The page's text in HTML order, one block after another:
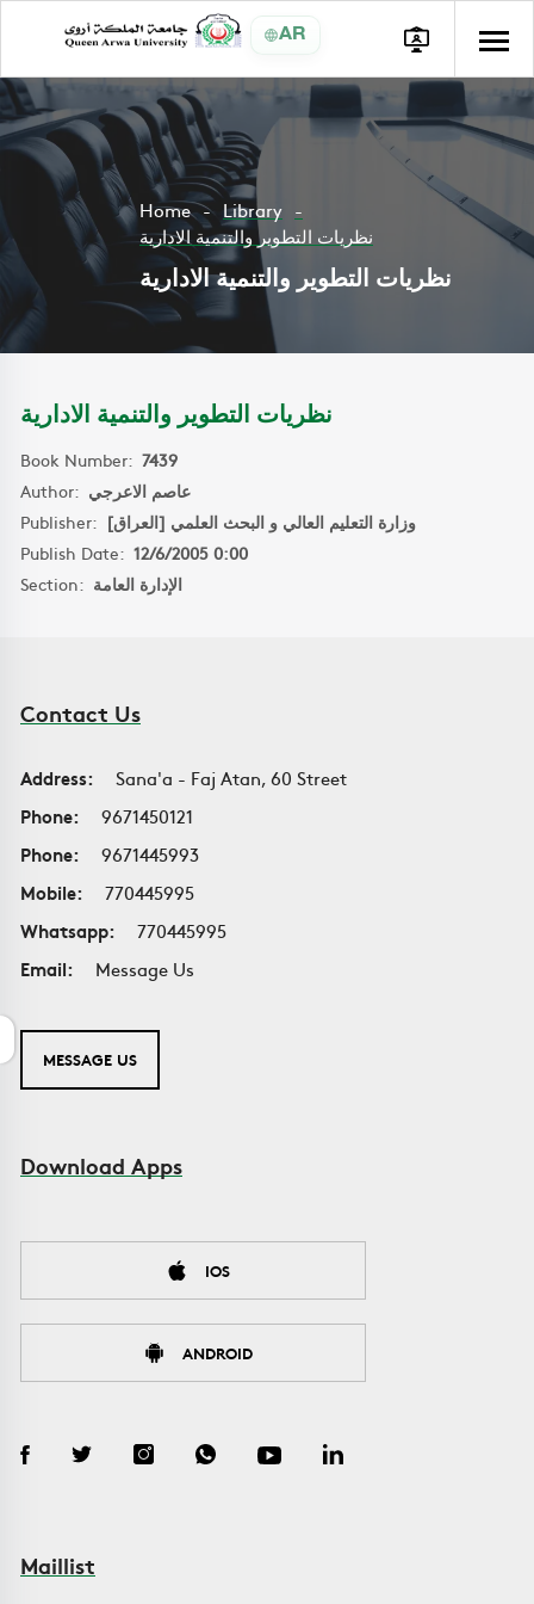
AR
Home
Library
نظريات التطوير والتنمية الادارية
نظريات التطوير والتنمية الادارية
نظريات التطوير والتنمية الادارية
Book Number: 7439
Author: عاصم الاعرجي
Publisher: وزارة التعليم العالي و البحث العلمي [العراق]
Publish Date: 12/6/2005 0:00
Section: الإدارة العامة
Contact Us
Address:
Sana'a - Faj Atan, 60 Street
Phone:
9671450121
Phone:
9671445993
Mobile:
770445995
Whatsapp:
770445995
Email:
Message Us
MESSAGE US
Download Apps
IOS
ANDROID
Maillist